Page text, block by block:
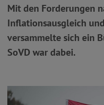
Mit den Forderungen
Inflationsausgleich
versammelte sich ein
SoVD war dabei.